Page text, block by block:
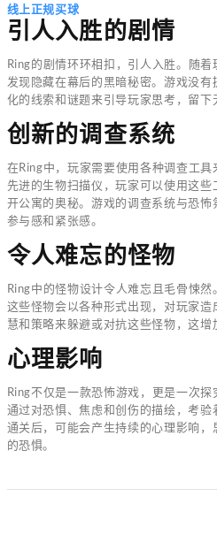
线上正规买球
引人入胜的剧情
Ring的剧情环环相扣，引人入胜。随
发现隐藏在幕后的黑暗秘密。游戏没
化的线索和谜题来引导玩家思考，留下
创新的调查系统
在Ring中，玩家需要使用各种调查工
先进的生物扫描仪，玩家可以使用这
开公寓的奥秘。游戏的调查系统与恐
参与感和紧张感。
令人难忘的怪物
Ring中的怪物设计令人难忘且毛骨悚然
这些怪物会以各种形式出现，对玩家
慧和策略来躲避或对抗这些怪物，这增
心理影响
Ring不仅是一款恐怖游戏，更是一次
通过对恐惧、焦虑和创伤的描绘，考
通关后，可能会产生持续的心理影响
的恐惧。